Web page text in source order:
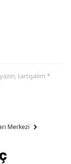
tartışalım *
Merkezi